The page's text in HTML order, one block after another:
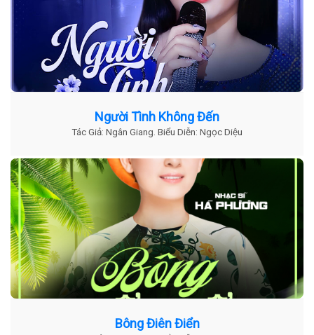
Người Tình Không Đến
Tác Giả: Ngân Giang. Biểu Diễn: Ngọc Diệu
Bông Điên Điển